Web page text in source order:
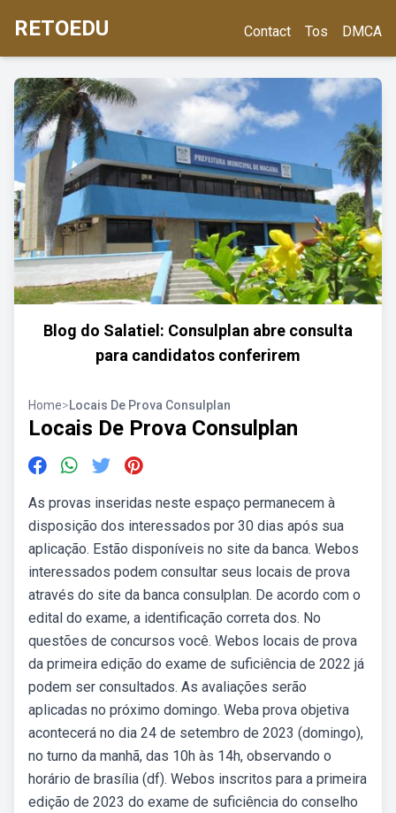
RETOEDU Contact Tos DMCA
Blog do Salatiel: Consulplan abre consulta
para candidatos conferirem
Home>Locais De Prova Consulplan
Locais De Prova Consulplan
As provas inseridas neste espaço permanecem à
disposição dos interessados por 30 dias após sua
aplicação. Estão disponíveis no site da banca. Webos
interessados podem consultar seus locais de prova
através do site da banca consulplan. De acordo com o
edital do exame, a identificação correta dos. No
questões de concursos você. Webos locais de prova
da primeira edição do exame de suficiência de 2022 já
podem ser consultados. As avaliações serão
aplicadas no próximo domingo. Weba prova objetiva
acontecerá no dia 24 de setembro de 2023 (domingo),
no turno da manhã, das 10h às 14h, observando o
horário de brasília (df). Webos inscritos para a primeira
edição de 2023 do exame de suficiência do conselho